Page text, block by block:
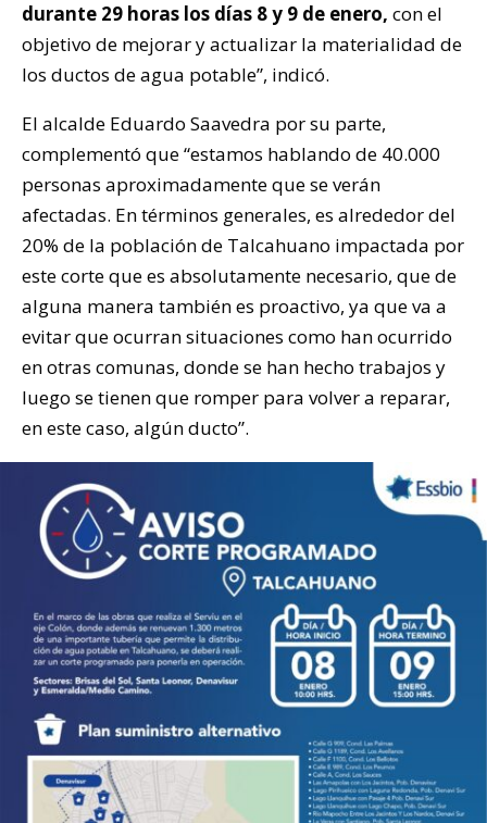
durante 29 horas los días 8 y 9 de enero, con el
objetivo de mejorar y actualizar la materialidad de
los ductos de agua potable”, indicó.
El alcalde Eduardo Saavedra por su parte,
complementó que “estamos hablando de 40.000
personas aproximadamente que se verán
afectadas. En términos generales, es alrededor del
20% de la población de Talcahuano impactada por
este corte que es absolutamente necesario, que de
alguna manera también es proactivo, ya que va a
evitar que ocurran situaciones como han ocurrido
en otras comunas, donde se han hecho trabajos y
luego se tienen que romper para volver a reparar,
en este caso, algún ducto”.